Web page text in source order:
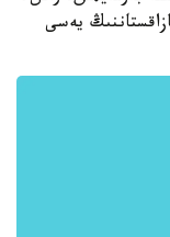
يەسى